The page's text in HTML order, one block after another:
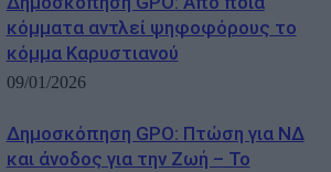
κόμματα αντλεί ψηφοφόρους το
κόμμα Καρυστιανού
09/01/2026
Δημοσκόπηση GPO: Πτώση για ΝΔ
και άνοδος για την Ζωή – Το